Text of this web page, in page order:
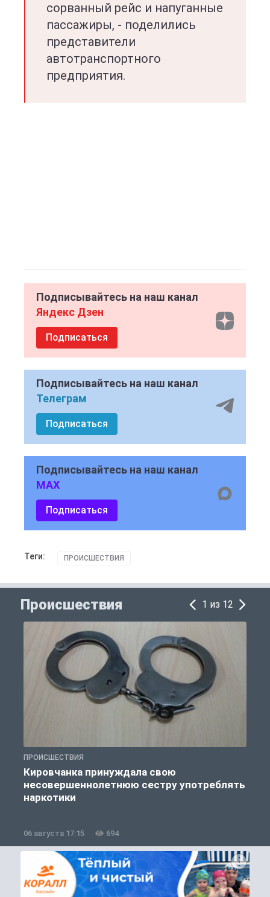
сорванный рейс и напуганные
пассажиры, - поделились
представители
автотранспортного
предприятия.
Подписывайтесь на наш канал
Яндекс Дзен
Подписаться
Подписывайтесь на наш канал
Телеграм
Подписаться
Подписывайтесь на наш канал
MAX
Подписаться
Теги: ПРОИСШЕСТВИЯ
Происшествия 1 из 12
ПРОИСШЕСТВИЯ
Кировчанка принуждала свою
несовершеннолетнюю сестру употреблять
наркотики
06 августа 17:15 694